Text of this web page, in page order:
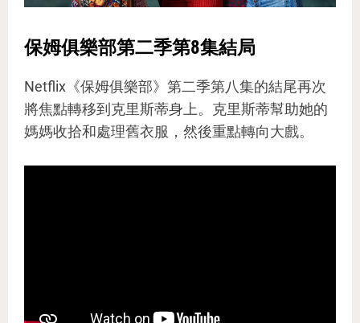
保姆俱樂部第二季第8集結局
Netflix《保姆俱樂部》第二季第八集的結尾再次
將焦點轉移到克里斯蒂身上。克里斯蒂幫助她的
媽媽收拾和處理舊衣服，然後重點轉向大戲。